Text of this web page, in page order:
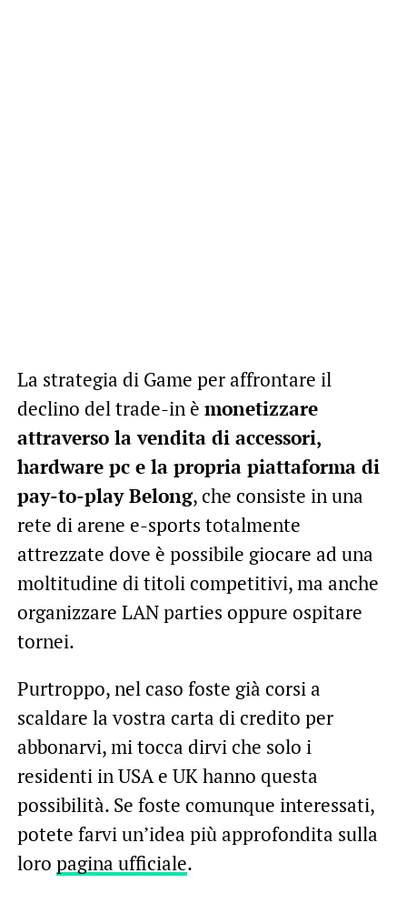
La strategia di Game per affrontare il
declino del trade-in è monetizzare
attraverso la vendita di accessori,
hardware pc e la propria piattaforma di
pay-to-play Belong, che consiste in una
rete di arene e-sports totalmente
attrezzate dove è possibile giocare ad una
moltitudine di titoli competitivi, ma anche
organizzare LAN parties oppure ospitare
tornei.
Purtroppo, nel caso foste già corsi a
scaldare la vostra carta di credito per
abbonarvi, mi tocca dirvi che solo i
residenti in USA e UK hanno questa
possibilità. Se foste comunque interessati,
potete farvi un’idea più approfondita sulla
loro pagina ufficiale.